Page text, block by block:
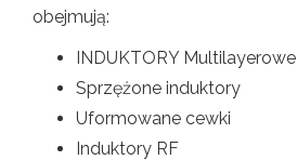
obejmują:
INDUKTORY Multilayerowe
Sprzężone induktory
Uformowane cewki
Induktory RF